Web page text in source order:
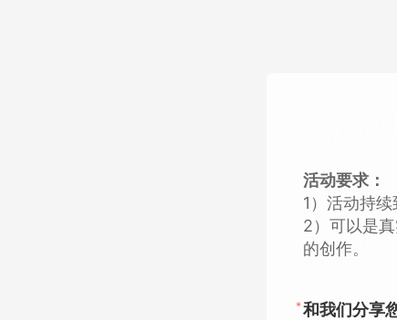
活动要求：
1）活动持
2）可以是
的创作。
*和我们分享